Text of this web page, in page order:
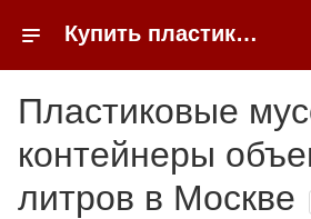
Купить пластиковые мусорные контейнеры 105 литров в Москве | 0FFER
Пластиковые
контейнеры
литров в Москве